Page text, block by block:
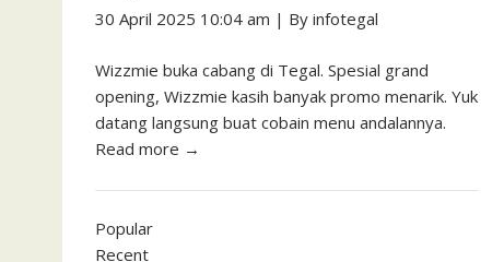
30 April 2025 10:04 am | By infotegal
Wizzmie buka cabang di Tegal. Spesial grand
opening, Wizzmie kasih banyak promo menarik. Yuk
datang langsung buat cobain menu andalannya.
Read more →
Popular
Recent